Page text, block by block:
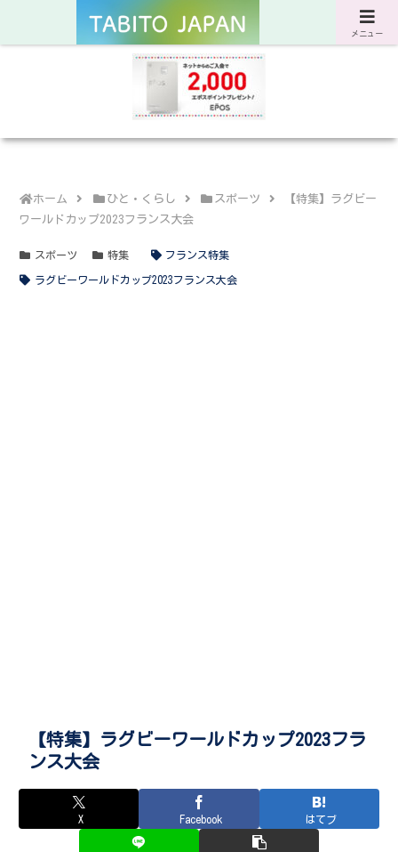
サスティナブルな旅と暮らしのWebマガジン
ホーム ひと・くらし スポーツ
【特集】ラグビー
ワールドカップ2023フランス大会
スポーツ 特集 フランス特集
ラグビーワールドカップ2023フランス大会
【特集】ラグビーワールドカップ2023フラ
ンス大会
X Facebook はてブ
メニュー